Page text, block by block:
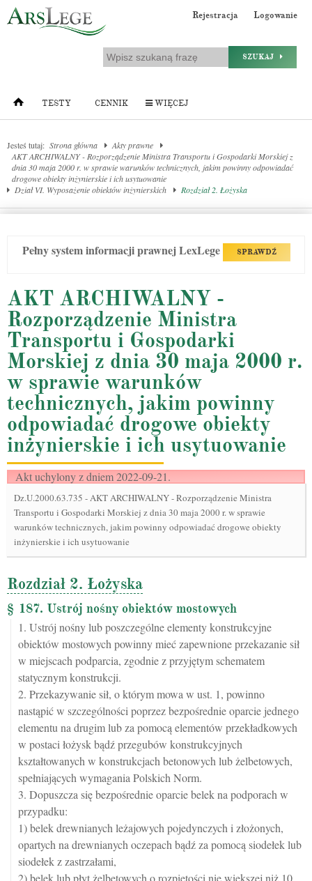
Rejestracja Logowanie
SZUKAJ
TESTY CENNIK WIĘCEJ
Jesteś tutaj: Strona główna
Akty prawne
AKT ARCHIWALNY - Rozporządzenie Ministra Transportu i Gospodarki Morskiej z
dnia 30 maja 2000 r. w sprawie warunków technicznych, jakim powinny odpowiadać
drogowe obiekty inżynierskie i ich usytuowanie
Dział VI. Wyposażenie obiektów inżynierskich
Rozdział 2. Łożyska
Pełny system informacji prawnej LexLege SPRAWDŹ
AKT ARCHIWALNY -
Rozporządzenie Ministra
Transportu i Gospodarki
Morskiej z dnia 30 maja 2000 r.
w sprawie warunków
technicznych, jakim powinny
odpowiadać drogowe obiekty
inżynierskie i ich usytuowanie
Akt uchylony z dniem 2022-09-21.
Dz.U.2000.63.735 -AKT ARCHIWALNY - Rozporządzenie Ministra
Transportu i Gospodarki Morskiej z dnia 30 maja 2000 r. w sprawie
warunków technicznych, jakim powinny odpowiadać drogowe obiekty
inżynierskie i ich usytuowanie
Rozdział 2. Łożyska
§ 187. Ustrój nośny obiektów mostowych
1. Ustrój nośny lub poszczególne elementy konstrukcyjne
obiektów mostowych powinny mieć zapewnione przekazanie sił
w miejscach podparcia, zgodnie z przyjętym schematem
statycznym konstrukcji.
2. Przekazywanie sił, o którym mowa w ust. 1, powinno
nastąpić w szczególności poprzez bezpośrednie oparcie jednego
elementu na drugim lub za pomocą elementów przekładkowych
w postaci łożysk bądź przegubów konstrukcyjnych
kształtowanych w konstrukcjach betonowych lub żelbetowych,
spełniających wymagania Polskich Norm.
3. Dopuszcza się bezpośrednie oparcie belek na podporach w
przypadku:
1) belek drewnianych leżajowych pojedynczych i złożonych,
opartych na drewnianych oczepach bądź za pomocą siodełek lub
siodełek z zastrzałami,
2) belek lub płyt żelbetowych o rozpiętości nie większej niż 10